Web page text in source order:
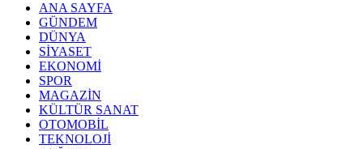
ANA SAYFA
GÜNDEM
DÜNYA
SİYASET
EKONOMİ
SPOR
MAGAZİN
KÜLTÜR SANAT
OTOMOBİL
TEKNOLOJİ